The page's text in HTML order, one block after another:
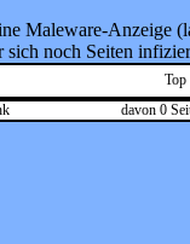
Maleware-Anzeige
sich noch Seiten
Top
davon 0